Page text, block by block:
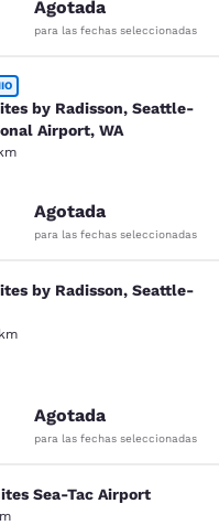
Agotada
para las fechas seleccionadas
by Radisson,
by Radisson, Seattle-
Airport, WA
Excelente. 1309 reseñas
Agotada
para las fechas seleccionadas
by Radisson,
by Radisson, Seattle-
Muy bueno. 538 reseñas
Agotada
para las fechas seleccionadas
Sea-Tac
Sea-Tac Airport